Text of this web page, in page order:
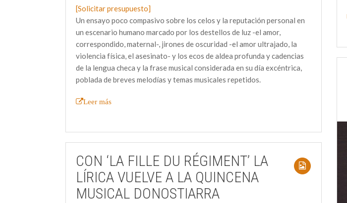
[Solicitar presupuesto]
Un ensayo poco compasivo sobre los celos y la reputación personal en
un escenario humano marcado por los destellos de luz -el amor,
correspondido, maternal-, jirones de oscuridad -el amor ultrajado, la
violencia física, el asesinato- y los ecos de aldea profunda y cadencias
de la lengua checa y la frase musical considerada en su día excéntrica,
poblada de breves melodías y temas musicales repetidos.
Leer más
CON ‘LA FILLE DU RÉGIMENT’ LA
LÍRICA VUELVE A LA QUINCENA
MUSICAL DONOSTIARRA